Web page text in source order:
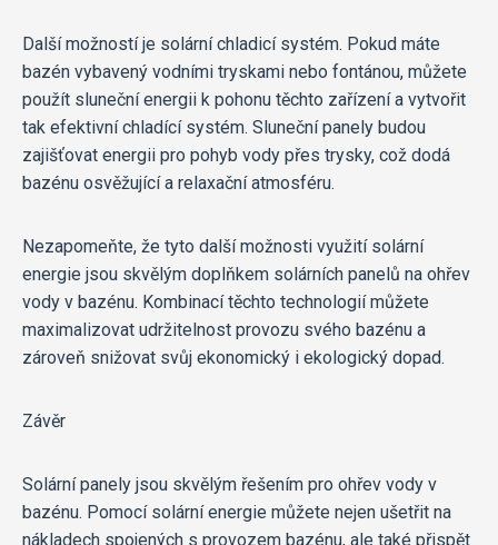
Další možností je solární chladicí systém. Pokud máte
bazén vybavený vodními tryskami nebo fontánou, můžete
použít sluneční energii k pohonu těchto zařízení a vytvořit
tak efektivní chladící systém. Sluneční panely budou
zajišťovat energii pro pohyb vody přes trysky, což dodá
bazénu osvěžující a relaxační atmosféru.
Nezapomeňte, že tyto další možnosti využití solární
energie jsou skvělým doplňkem solárních panelů na ohřev
vody v bazénu. Kombinací těchto technologií můžete
maximalizovat udržitelnost provozu svého bazénu a
zároveň snižovat svůj ekonomický i ekologický dopad.
Závěr
Solární panely jsou skvělým řešením pro ohřev vody v
bazénu. Pomocí solární energie můžete nejen ušetřit na
nákladech spojených s provozem bazénu, ale také přispět